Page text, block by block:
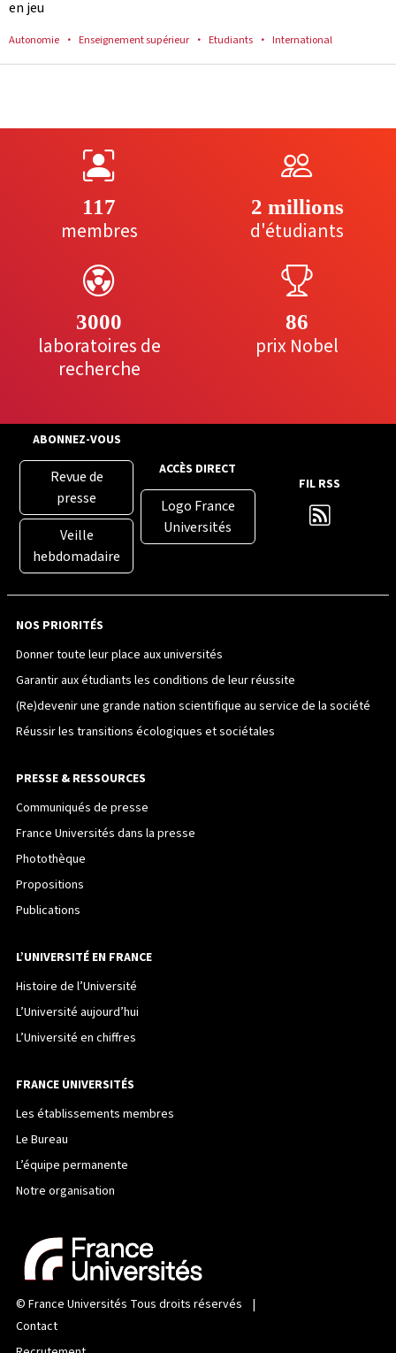
en jeu
Autonomie Enseignement supérieur Etudiants International
117
membres
2 millions
d'étudiants
3000
laboratoires de
recherche
86
prix Nobel
ABONNEZ-VOUS
Revue de
presse
Veille
hebdomadaire
ACCÈS DIRECT
Logo France
Universités
FIL RSS
NOS PRIORITÉS
Donner toute leur place aux universités
Garantir aux étudiants les conditions de leur réussite
(Re)devenir une grande nation scientifique au service de la société
Réussir les transitions écologiques et sociétales
PRESSE & RESSOURCES
Communiqués de presse
France Universités dans la presse
Photothèque
Propositions
Publications
L’UNIVERSITÉ EN FRANCE
Histoire de l’Université
L’Université aujourd’hui
L’Université en chiffres
FRANCE UNIVERSITÉS
Les établissements membres
Le Bureau
L’équipe permanente
Notre organisation
© France Universités Tous droits réservés |
Contact